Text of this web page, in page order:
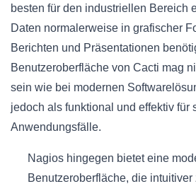
besten für den industriellen Bereich
Daten normalerweise in grafischer
Berichten und Präsentationen
Benutzeroberfläche von Cacti mag
sein wie bei modernen
jedoch als funktional und effektiv für
Anwendungsfälle.
Nagios hingegen bietet eine
Benutzeroberfläche, die intuitiver